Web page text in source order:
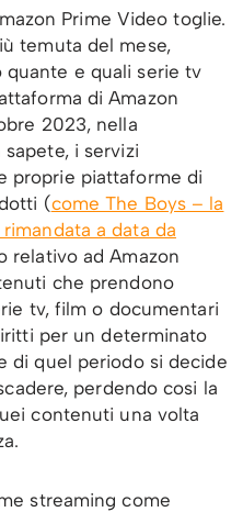
Prime Video toglie.
temuta del mese,
e quali serie tv
di Amazon
2023, nella
i servizi
proprie piattaforme di
(come The Boys – la
a data da
relativo ad Amazon
che prendono
tv, film o documentari
per un determinato
di quel periodo si decide
perdendo cosi la
contenuti una volta
streaming come